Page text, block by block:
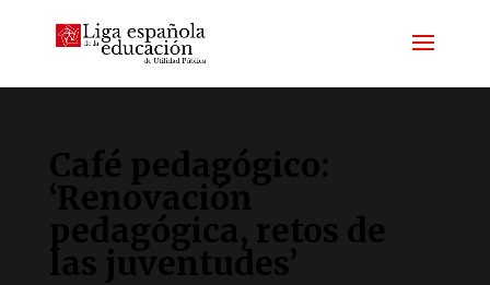
Café pedagógico:
‘Renovación
pedagógica, retos de
las juventudes’